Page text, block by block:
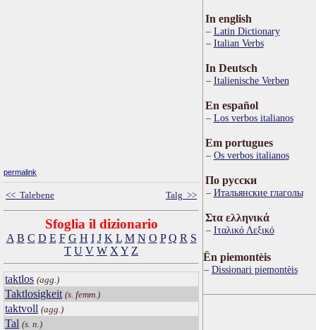
permalink
<< Talebene Talg >>
Sfoglia il dizionario
A B C D E F G H I J K L M N O P Q R S
T U V W X Y Z
taktlos (agg.)
Taktlosigkeit (s. femm.)
taktvoll (agg.)
Tal (s. n.)
In english
Latin Dictionary
Italian Verbs
In Deutsch
Italienische Verben
En español
Los verbos italianos
Em portugues
Os verbos italianos
По русски
Итальянские глаголы
Στα ελληνικά
Ιταλικό Λεξικό
Ën piemontèis
Dissionari piemontèis